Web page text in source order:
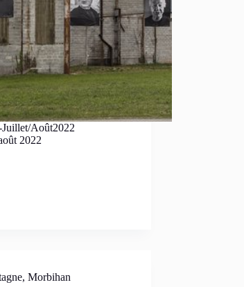
Juillet/Août2022
2022
,Morbihan